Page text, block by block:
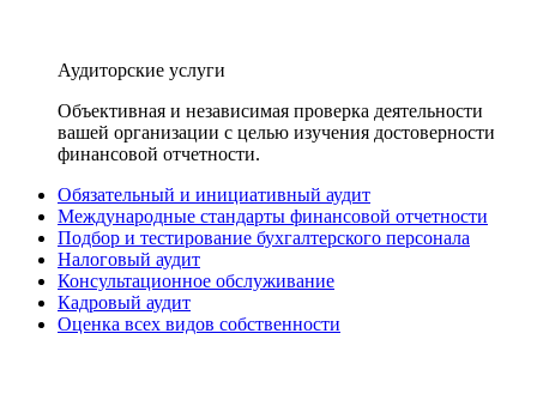
Аудиторские услуги
Объективная и независимая проверка деятельности
вашей организации с целью изучения достоверности
финансовой отчетности.
Обязательный и инициативный аудит
Международные стандарты финансовой отчетности
Подбор и тестирование бухгалтерского персонала
Налоговый аудит
Консультационное обслуживание
Кадровый аудит
Оценка всех видов собственности